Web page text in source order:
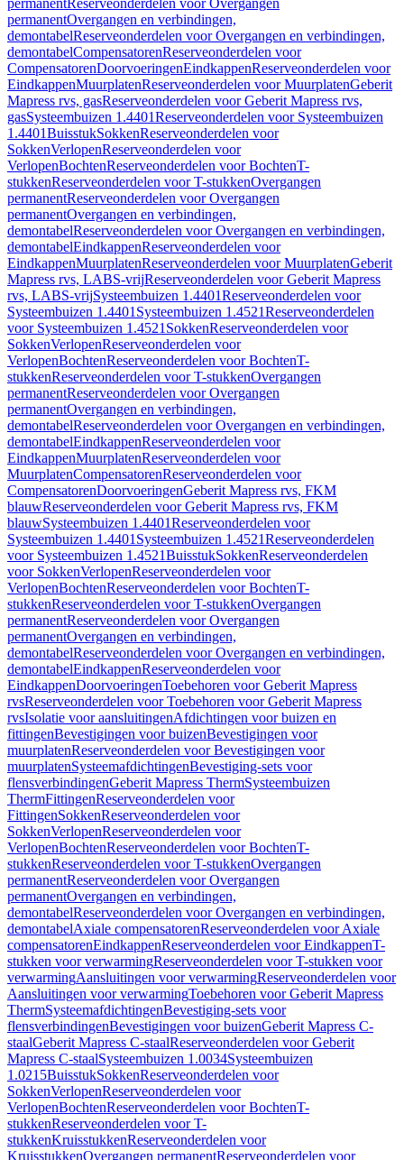
permanentReserveonderdelen voor Overgangen
permanentOvergangen en verbindingen,
demontabelReserveonderdelen voor Overgangen en verbindingen,
demontabelCompensatorenReserveonderdelen voor
CompensatorenDoorvoeringenEindkappenReserveonderdelen voor
EindkappenMuurplatenReserveonderdelen voor MuurplatenGeberit
Mapress rvs, gasReserveonderdelen voor Geberit Mapress rvs,
gasSysteembuizen 1.4401Reserveonderdelen voor Systeembuizen
1.4401BuisstukSokkenReserveonderdelen voor
SokkenVerlopenReserveonderdelen voor
VerlopenBochtenReserveonderdelen voor BochtenT-
stukkenReserveonderdelen voor T-stukkenOvergangen
permanentReserveonderdelen voor Overgangen
permanentOvergangen en verbindingen,
demontabelReserveonderdelen voor Overgangen en verbindingen,
demontabelEindkappenReserveonderdelen voor
EindkappenMuurplatenReserveonderdelen voor MuurplatenGeberit
Mapress rvs, LABS-vrijReserveonderdelen voor Geberit Mapress
rvs, LABS-vrijSysteembuizen 1.4401Reserveonderdelen voor
Systeembuizen 1.4401 Systeembuizen 1.4521Reserveonderdelen
voor Systeembuizen 1.4521 SokkenReserveonderdelen voor
SokkenVerlopenReserveonderdelen voor
VerlopenBochtenReserveonderdelen voor BochtenT-
stukkenReserveonderdelen voor T-stukkenOvergangen
permanentReserveonderdelen voor Overgangen
permanentOvergangen en verbindingen,
demontabelReserveonderdelen voor Overgangen en verbindingen,
demontabelEindkappenReserveonderdelen voor
EindkappenMuurplatenReserveonderdelen voor
MuurplatenCompensatorenReserveonderdelen voor
CompensatorenDoorvoeringenGeberit Mapress rvs, FKM
blauwReserveonderdelen voor Geberit Mapress rvs, FKM
blauwSysteembuizen 1.4401Reserveonderdelen voor
Systeembuizen 1.4401 Systeembuizen 1.4521Reserveonderdelen
voor Systeembuizen 1.4521BuisstukSokkenReserveonderdelen
voor SokkenVerlopenReserveonderdelen voor
VerlopenBochtenReserveonderdelen voor BochtenT-
stukkenReserveonderdelen voor T-stukkenOvergangen
permanentReserveonderdelen voor Overgangen
permanentOvergangen en verbindingen,
demontabelReserveonderdelen voor Overgangen en verbindingen,
demontabelEindkappenReserveonderdelen voor
EindkappenDoorvoeringenToebehoren voor Geberit Mapress
rvsReserveonderdelen voor Toebehoren voor Geberit Mapress
rvsIsolatie voor aansluitingenAfdichtingen voor buizen en
fittingenBevestigingen voor buizenBevestigingen voor
muurplatenReserveonderdelen voor Bevestigingen voor
muurplatenSysteemafdichtingenBevestiging-sets voor
flensverbindingenGeberit Mapress ThermSysteembuizen
ThermFittingenReserveonderdelen voor
FittingenSokkenReserveonderdelen voor
SokkenVerlopenReserveonderdelen voor
VerlopenBochtenReserveonderdelen voor BochtenT-
stukkenReserveonderdelen voor T-stukkenOvergangen
permanentReserveonderdelen voor Overgangen
permanentOvergangen en verbindingen,
demontabelReserveonderdelen voor Overgangen en verbindingen,
demontabelAxiale compensatorenReserveonderdelen voor Axiale
compensatorenEindkappenReserveonderdelen voor EindkappenT-
stukken voor verwarmingReserveonderdelen voor T-stukken voor
verwarmingAansluitingen voor verwarmingReserveonderdelen voor
Aansluitingen voor verwarmingToebehoren voor Geberit Mapress
ThermSysteemafdichtingenBevestiging-sets voor
flensverbindingenBevestigingen voor buizenGeberit Mapress C-
staalGeberit Mapress C-staalReserveonderdelen voor Geberit
Mapress C-staalSysteembuizen 1.0034Systeembuizen
1.0215BuisstukSokkenReserveonderdelen voor
SokkenVerlopenReserveonderdelen voor
VerlopenBochtenReserveonderdelen voor BochtenT-
stukkenReserveonderdelen voor T-
stukkenKruisstukkenReserveonderdelen voor
KruisstukkenOvergangen permanentReserveonderdelen voor